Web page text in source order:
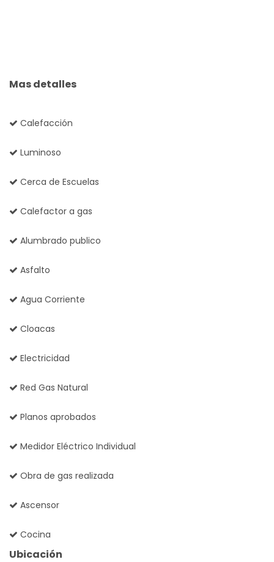
Mas detalles
Calefacción
Luminoso
Cerca de Escuelas
Calefactor a gas
Alumbrado publico
Asfalto
Agua Corriente
Cloacas
Electricidad
Red Gas Natural
Planos aprobados
Medidor Eléctrico Individual
Obra de gas realizada
Ascensor
Cocina
Ubicación